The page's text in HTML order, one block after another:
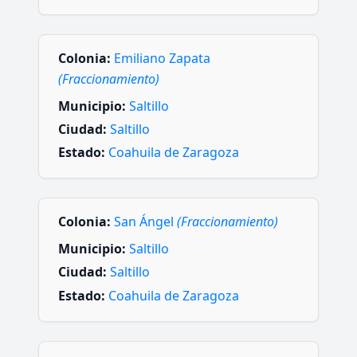
Colonia: Emiliano Zapata
(Fraccionamiento)
Municipio: Saltillo
Ciudad: Saltillo
Estado: Coahuila de Zaragoza
Colonia: San Ángel (Fraccionamiento)
Municipio: Saltillo
Ciudad: Saltillo
Estado: Coahuila de Zaragoza